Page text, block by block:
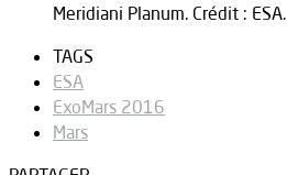
Meridiani Planum. Crédit : ESA.
TAGS
ESA
ExoMars 2016
Mars